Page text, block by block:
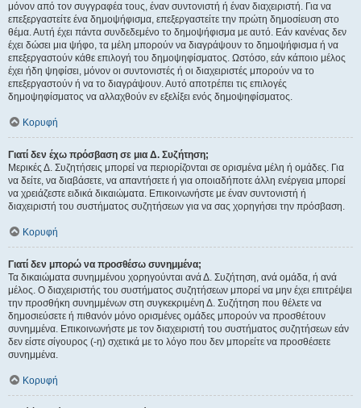
μόνον από τον συγγραφέα τους, έναν συντονιστή ή έναν διαχειριστή. Για να
επεξεργαστείτε ένα δημοψήφισμα, επεξεργαστείτε την πρώτη δημοσίευση στο
θέμα. Αυτή έχει πάντα συνδεδεμένο το δημοψήφισμα με αυτό. Εάν κανένας δεν
έχει δώσει μια ψήφο, τα μέλη μπορούν να διαγράψουν το δημοψήφισμα ή να
επεξεργαστούν κάθε επιλογή του δημοψηφίσματος. Ωστόσο, εάν κάποιο μέλος
έχει ήδη ψηφίσει, μόνον οι συντονιστές ή οι διαχειριστές μπορούν να το
επεξεργαστούν ή να το διαγράψουν. Αυτό αποτρέπει τις επιλογές
δημοψηφίσματος να αλλαχθούν εν εξελίξει ενός δημοψηφίσματος.
Κορυφή
Γιατί δεν έχω πρόσβαση σε μια Δ. Συζήτηση;
Μερικές Δ. Συζητήσεις μπορεί να περιορίζονται σε ορισμένα μέλη ή ομάδες. Για
να δείτε, να διαβάσετε, να απαντήσετε ή για οποιαδήποτε άλλη ενέργεια μπορεί
να χρειάζεστε ειδικά δικαιώματα. Επικοινωνήστε με έναν συντονιστή ή
διαχειριστή του συστήματος συζητήσεων για να σας χορηγήσει την πρόσβαση.
Κορυφή
Γιατί δεν μπορώ να προσθέσω συνημμένα;
Τα δικαιώματα συνημμένου χορηγούνται ανά Δ. Συζήτηση, ανά ομάδα, ή ανά
μέλος. Ο διαχειριστής του συστήματος συζητήσεων μπορεί να μην έχει επιτρέψει
την προσθήκη συνημμένων στη συγκεκριμένη Δ. Συζήτηση που θέλετε να
δημοσιεύσετε ή πιθανόν μόνο ορισμένες ομάδες μπορούν να προσθέτουν
συνημμένα. Επικοινωνήστε με τον διαχειριστή του συστήματος συζητήσεων εάν
δεν είστε σίγουρος (-η) σχετικά με το λόγο που δεν μπορείτε να προσθέσετε
συνημμένα.
Κορυφή